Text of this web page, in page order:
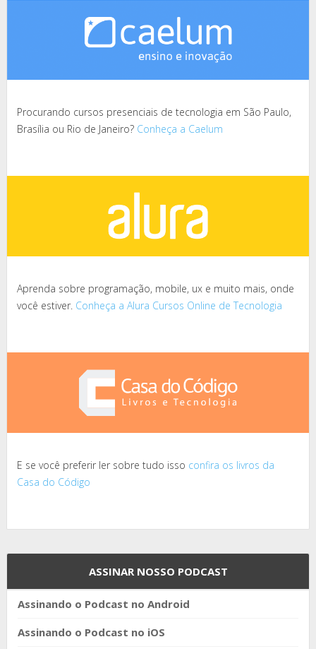
Procurando cursos presenciais de tecnologia em São Paulo,
Brasília ou Rio de Janeiro? Conheça a Caelum
Aprenda sobre programação, mobile, ux e muito mais, onde
você estiver. Conheça a Alura Cursos Online de Tecnologia
E se você preferir ler sobre tudo isso confira os livros da
Casa do Código
ASSINAR NOSSO PODCAST
Assinando o Podcast no Android
Assinando o Podcast no iOS